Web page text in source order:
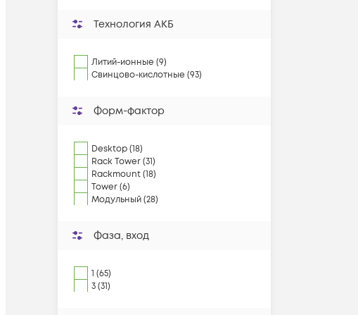
Технология АКБ
Литий-ионные (9)
Свинцово-кислотные (93)
Форм-фактор
Desktop (18)
Rack Tower (31)
Rackmount (18)
Tower (6)
Модульный (28)
Фаза, вход
1 (65)
3 (31)